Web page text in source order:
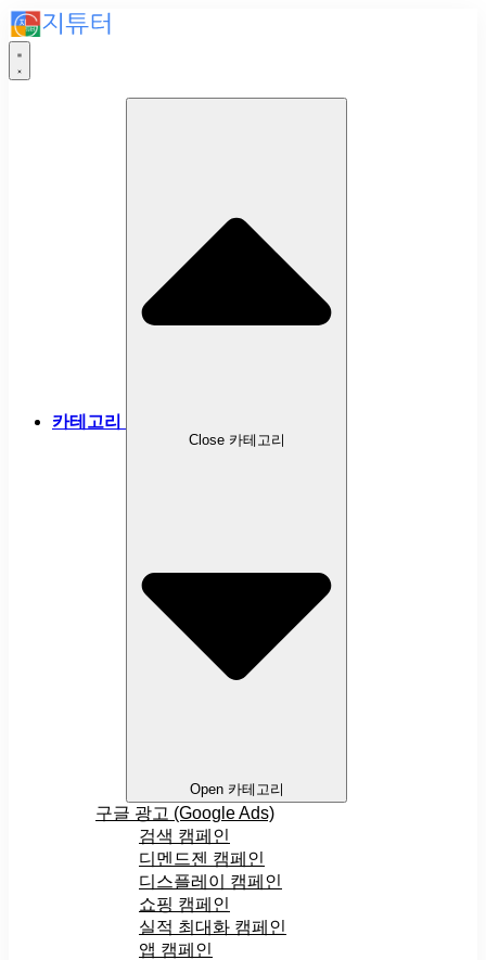
카테고리
Close 카테고리
Open 카테고리
구글 광고 (Google Ads)
검색 캠페인
디멘드젠 캠페인
디스플레이 캠페인
쇼핑 캠페인
실적 최대화 캠페인
앱 캠페인